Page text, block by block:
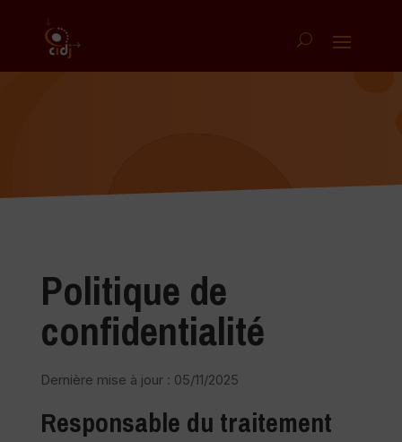
Politique de
confidentialité
Dernière mise à jour : 05/11/2025
Responsable du traitement